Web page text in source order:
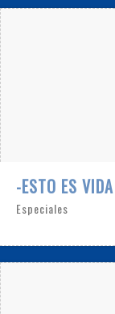
-ESTO ES
Especiales